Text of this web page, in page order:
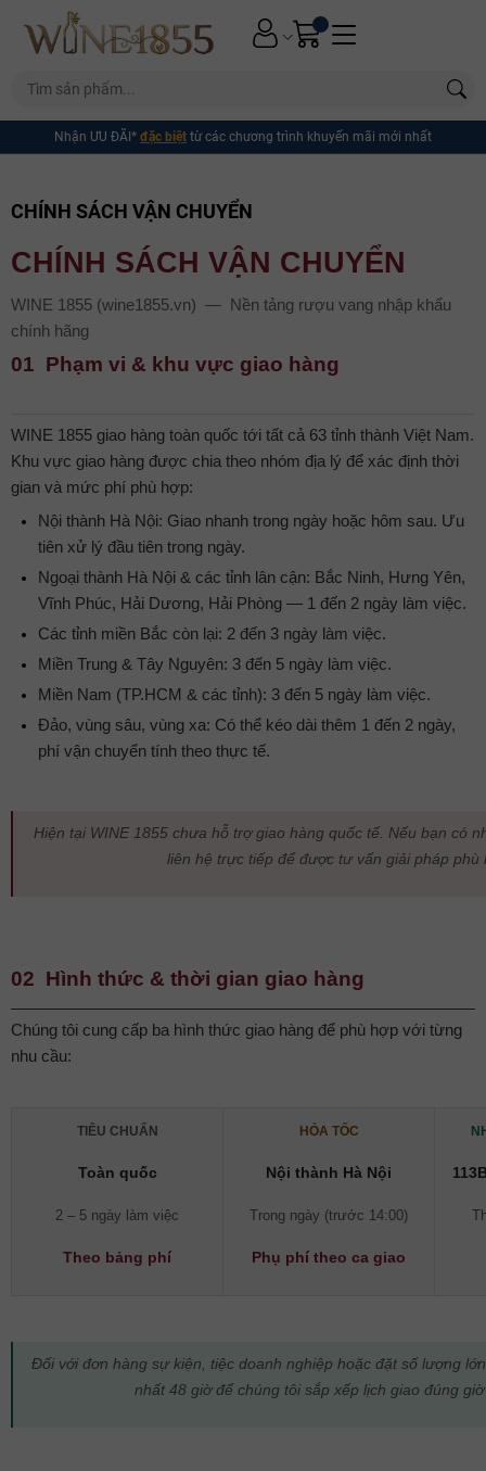
Nhận ƯU ĐÃI* đặc biệt từ các chương trình khuyến mãi mới nhất
CHÍNH SÁCH VẬN CHUYỂN
CHÍNH SÁCH VẬN CHUYỂN
WINE 1855 (wine1855.vn) — Nền tảng rượu vang nhập khẩu
chính hãng
01 Phạm vi & khu vực giao hàng
WINE 1855 giao hàng toàn quốc tới tất cả 63 tỉnh thành Việt Nam.
Khu vực giao hàng được chia theo nhóm địa lý để xác định thời
gian và mức phí phù hợp:
Nội thành Hà Nội: Giao nhanh trong ngày hoặc hôm sau. Ưu
tiên xử lý đầu tiên trong ngày.
Ngoại thành Hà Nội & các tỉnh lân cận: Bắc Ninh, Hưng Yên,
Vĩnh Phúc, Hải Dương, Hải Phòng — 1 đến 2 ngày làm việc.
Các tỉnh miền Bắc còn lại: 2 đến 3 ngày làm việc.
Miền Trung & Tây Nguyên: 3 đến 5 ngày làm việc.
Miền Nam (TP.HCM & các tỉnh): 3 đến 5 ngày làm việc.
Đảo, vùng sâu, vùng xa: Có thể kéo dài thêm 1 đến 2 ngày,
phí vận chuyển tính theo thực tế.
Hiện tại WINE 1855 chưa hỗ trợ giao hàng quốc tế. Nếu bạn có
liên hệ trực tiếp để được tư vấn giải pháp phù
02 Hình thức & thời gian giao hàng
Chúng tôi cung cấp ba hình thức giao hàng để phù hợp với từng
nhu cầu:
TIÊU CHUẨN
Toàn quốc
2 – 5 ngày làm việc
Theo bảng phí
HỎA TỐC
Nội thành Hà Nội
Trong ngày (trước 14:00)
Phụ phí theo ca giao
Đối với đơn hàng sự kiện, tiệc doanh nghiệp hoặc đặt số lượng
nhất 48 giờ để chúng tôi sắp xếp lịch giao đúng